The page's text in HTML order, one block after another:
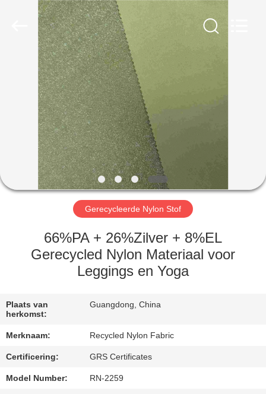
HUIS
PRODUCTEN
SHOW
ONGEVEER
FABRIEKSREIS
NIEUWS
Gerecycleerde Nylon Stof
66%PA + 26%Zilver + 8%EL
Gerecycled Nylon Materiaal voor
Leggings en Yoga
Plaats van
herkomst:
Guangdong, China
Merknaam: Recycled Nylon Fabric
Certificering: GRS Certificates
Model Number: RN-2259